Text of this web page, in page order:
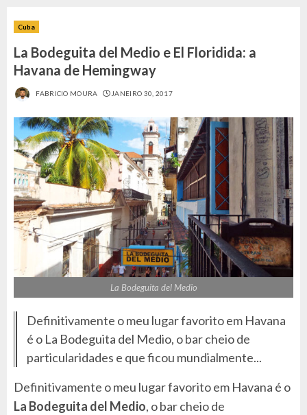
Cuba
La Bodeguita del Medio e El Floridida: a
Havana de Hemingway
FABRICIO MOURA JANEIRO 30, 2017
La Bodeguita del Medio
Definitivamente o meu lugar favorito em Havana
é o La Bodeguita del Medio, o bar cheio de
particularidades e que ficou mundialmente...
Definitivamente o meu lugar favorito em Havana é o
La Bodeguita del Medio, o bar cheio de